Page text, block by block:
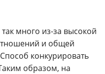
много из-за высокой
и общей
конкурировать
образом, на